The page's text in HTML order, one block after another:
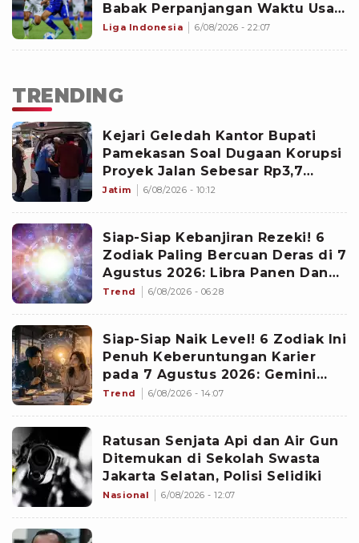
Babak Perpanjangan Waktu Usai
Persib Vs Persebaya Berakhir
Liga Indonesia 6/08/2026 - 22:07
TRENDING
Kejari Geledah Kantor Bupati
Pamekasan Soal Dugaan Korupsi
Proyek Jalan Sebesar Rp3,7
Milliar
Jatim 6/08/2026 - 10:12
Siap-Siap Kebanjiran Rezeki! 6
Zodiak Paling Bercuan Deras di 7
Agustus 2026: Libra Panen Dana
Ekstra
Trend 6/08/2026 - 06:28
Siap-Siap Naik Level! 6 Zodiak Ini
Penuh Keberuntungan Karier
pada 7 Agustus 2026: Gemini
Punya Senjata Utama
Trend 6/08/2026 - 14:07
Ratusan Senjata Api dan Air Gun
Ditemukan di Sekolah Swasta
Jakarta Selatan, Polisi Selidiki
Nasional 6/08/2026 - 12:07